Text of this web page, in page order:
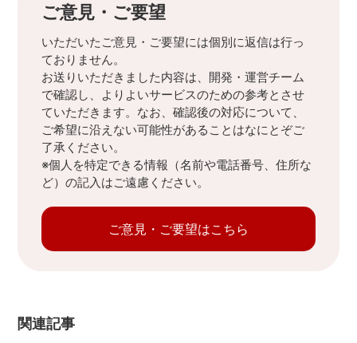
ご意見・ご要望
いただいたご意見・ご要望には個別に返信は行っ
ておりません。
お送りいただきました内容は、開発・運営チーム
で確認し、よりよいサービスのための参考とさせ
ていただきます。なお、確認後の対応について、
ご希望に沿えない可能性があることはなにとぞご
了承ください。
※個人を特定できる情報（名前や電話番号、住所な
ど）の記入はご遠慮ください。
ご意見・ご要望はこちら
関連記事